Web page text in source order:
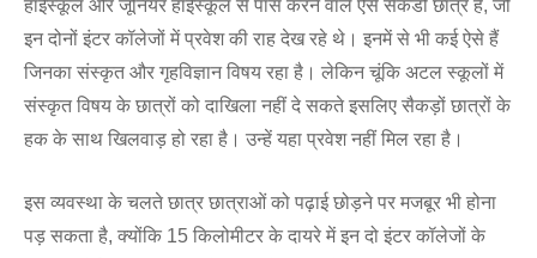
हाईस्कूल और जूनियर हाईस्कूल से पास करने वाले ऐसे सैकडों छात्र हैं, जो
इन दोनों इंटर कॉलेजों में प्रवेश की राह देख रहे थे। इनमें से भी कई ऐसे हैं
जिनका संस्कृत और गृहविज्ञान विषय रहा है। लेकिन चूंकि अटल स्कूलों में
संस्कृत विषय के छात्रों को दाखिला नहीं दे सकते इसलिए सैकड़ों छात्रों के
हक के साथ खिलवाड़ हो रहा है। उन्हें यहा प्रवेश नहीं मिल रहा है।
इस व्यवस्था के चलते छात्र छात्राओं को पढ़ाई छोड़ने पर मजबूर भी होना
पड़ सकता है, क्योंकि 15 किलोमीटर के दायरे में इन दो इंटर कॉलेजों के